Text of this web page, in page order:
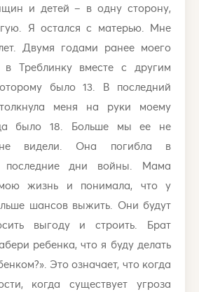
и детей – в одну сторону,
Я остался с матерью. Мне
Двумя годами ранее моего
в Треблинку вместе с другим
было 13. В последний
меня на руки моему
было 18. Больше мы ее не
видели. Она погибла в
последние дни войны. Мама
жизнь и понимала, что у
шансов выжить. Они будут
выгоду и строить. Брат
ребенка, что я буду делать
Это означает, что когда
когда существует угроза